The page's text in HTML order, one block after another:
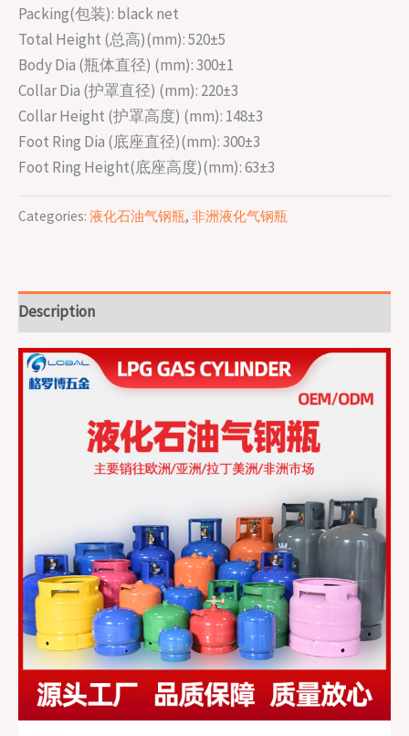
Packing(包装): black net
Total Height (总高)(mm): 520±5
Body Dia (瓶体直径) (mm): 300±1
Collar Dia (护罩直径) (mm): 220±3
Collar Height (护罩高度) (mm): 148±3
Foot Ring Dia (底座直径)(mm): 300±3
Foot Ring Height(底座高度)(mm): 63±3
Categories: 液化石油气钢瓶, 非洲液化气钢瓶
Description